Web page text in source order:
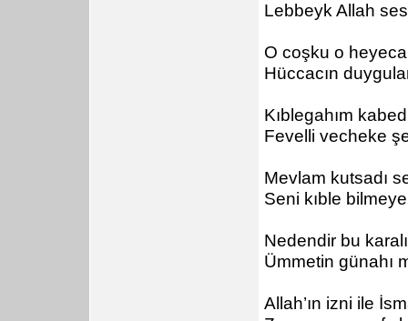
Lebbeyk Allah
O coşku o
Hüccacın
Kıblegahım
Fevelli vecheke
Mevlam kutsadı
Seni kıble
Nedendir bu
Ümmetin günahı
Allah’ın izni ile